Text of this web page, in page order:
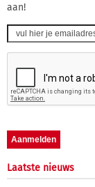
aan!
Laatste nieuws